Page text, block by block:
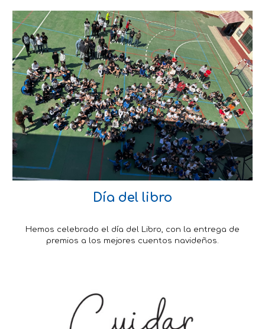
Día del libro
Hemos celebrado el día del Libro, con la entrega de
premios a los mejores cuentos navideños.